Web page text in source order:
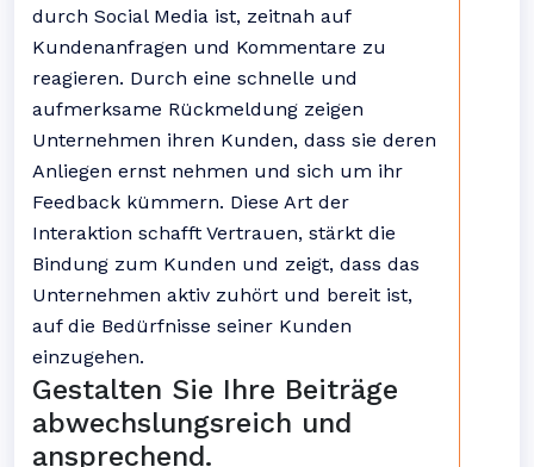
durch Social Media ist, zeitnah auf
Kundenanfragen und Kommentare zu
reagieren. Durch eine schnelle und
aufmerksame Rückmeldung zeigen
Unternehmen ihren Kunden, dass sie deren
Anliegen ernst nehmen und sich um ihr
Feedback kümmern. Diese Art der
Interaktion schafft Vertrauen, stärkt die
Bindung zum Kunden und zeigt, dass das
Unternehmen aktiv zuhört und bereit ist,
auf die Bedürfnisse seiner Kunden
einzugehen.
Gestalten Sie Ihre Beiträge
abwechslungsreich und
ansprechend.